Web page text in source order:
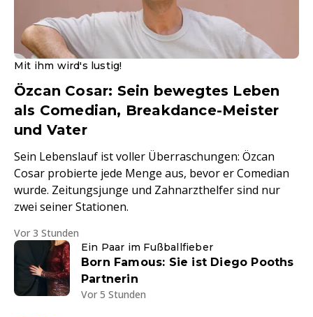
Mit ihm wird's lustig!
Özcan Cosar: Sein bewegtes Leben
als Comedian, Breakdance-Meister
und Vater
Sein Lebenslauf ist voller Überraschungen: Özcan
Cosar probierte jede Menge aus, bevor er Comedian
wurde. Zeitungsjunge und Zahnarzthelfer sind nur
zwei seiner Stationen.
Vor 3 Stunden
Ein Paar im Fußballfieber
Born Famous: Sie ist Diego Pooths
Partnerin
Vor 5 Stunden